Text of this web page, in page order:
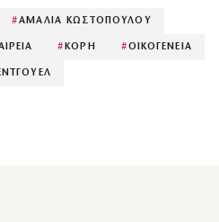
#ΑΜΑΛΙΑ ΚΩΣΤΟΠΟΥΛΟΥ
# ΚΟΡΗ #ΟΙΚΟΓΕΝΕΙΑ